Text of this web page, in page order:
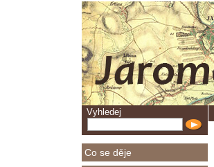
Vyhledej
Co se děje